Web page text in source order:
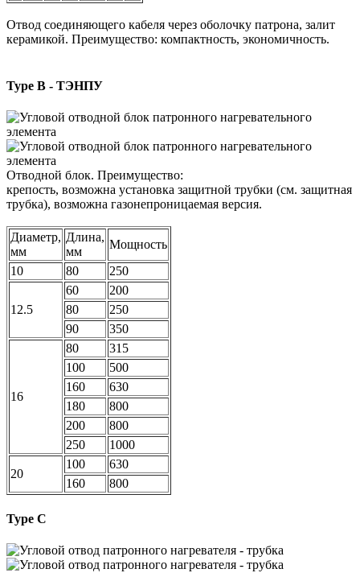
Отвод соединяющего кабеля через оболочку патрона, залит
керамикой. Преимущество: компактность, экономичность.
Type B - ТЭНПУ
Отводной блок. Преимущество:
крепость, возможна установка защитной трубки (см. защитная
трубка), возможна газонепроницаемая версия.
Диаметр,
мм
Длина,
мм
Мощность
10
80 250
12.5
60
200
80
250
90
350
16
80
315
100
500
160
630
180
800
200
800
250
1000
20
100
630
160
800
Type C